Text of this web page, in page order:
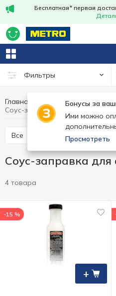
Бесплатная* первая
Фильтры
Бонусы за
Ими можно
Просмотреть
Главная Соусы и специи
Все Паста томатная
Cоус-заправка для
4 товара
+
-15 %